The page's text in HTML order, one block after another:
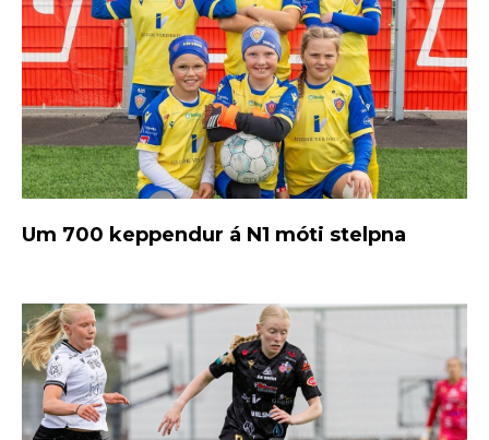
Um 700 keppendur á N1 móti stelpna